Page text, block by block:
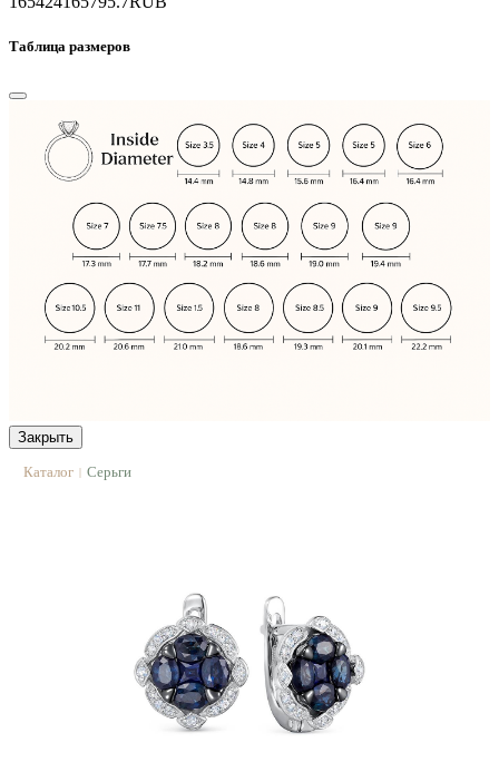
Таблица размеров
Закрыть
Каталог | Серьги